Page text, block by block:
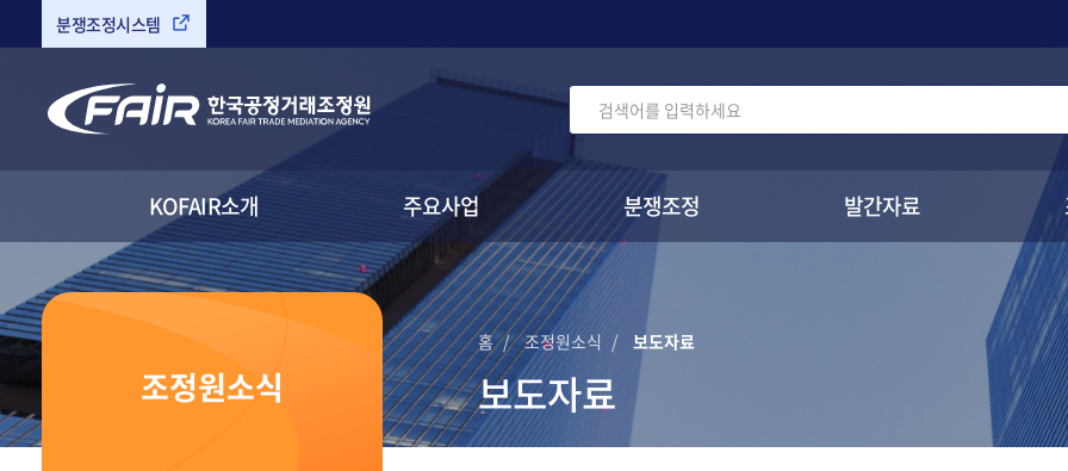
분쟁조정시스템
KOFAIR소개 주요사업 분쟁조정 발간자료
전체메뉴 열기/닫기
조정원소식
홈 조정원소식 보도자료
보도자료
링크복사 인쇄하기